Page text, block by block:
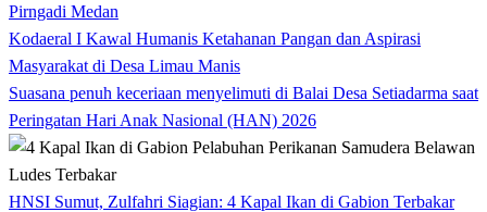
Pirngadi Medan‎
Kodaeral I Kawal Humanis Ketahanan Pangan dan Aspirasi
Masyarakat di Desa Limau Manis
Suasana penuh keceriaan menyelimuti di Balai Desa Setiadarma saat
Peringatan Hari Anak Nasional (HAN) 2026
HNSI Sumut, Zulfahri Siagian: 4 Kapal Ikan di Gabion Terbakar